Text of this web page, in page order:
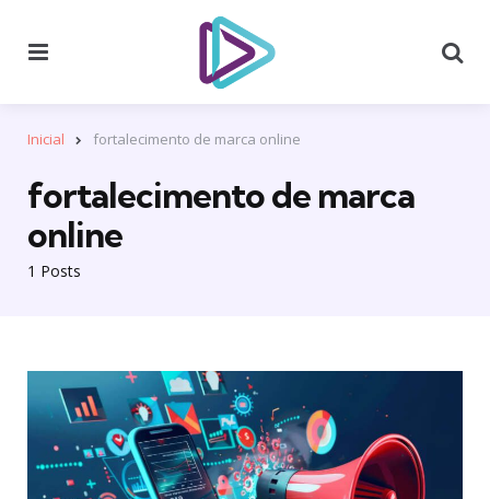
Inicial fortalecimento de marca online
1 Posts
fortalecimento de marca
online